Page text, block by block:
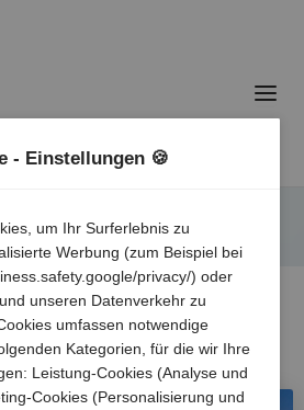
Umag
/ Umag / Camping park
umag
- Einstellungen 🍪
um Ihr Surferlebnis zu
Werbung (zum Beispiel bei
privacy/) oder
unseren Datenverkehr zu
umfassen notwendige
Kategorien, für die wir Ihre
Leistung-Cookies (Analyse und
Cookies (Personalisierung und